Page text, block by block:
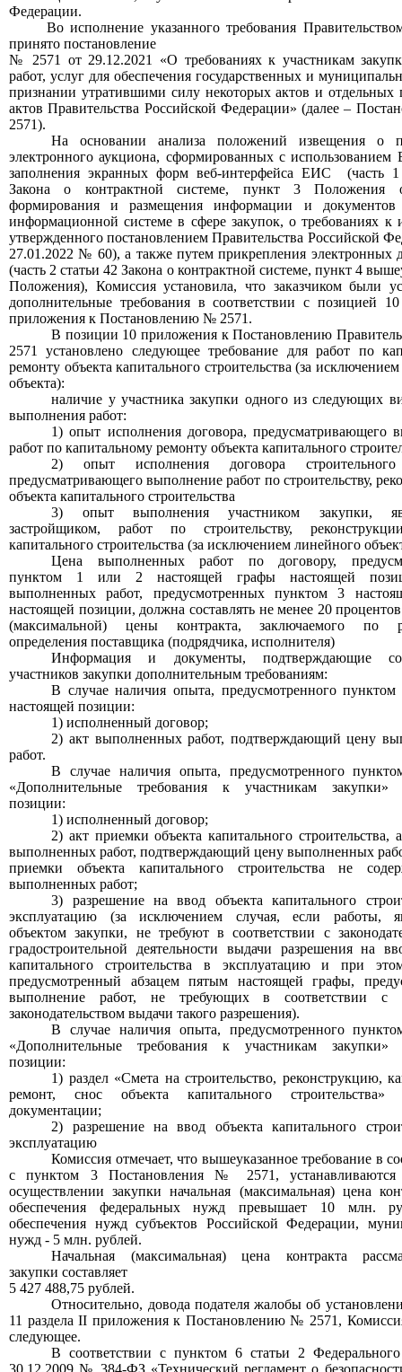
Федерации.
Во исполнение указанного требования
принято постановление
№ 2571 от 29.12.2021 «О требованиях к участникам
работ, услуг для обеспечения государственных и
признании утратившими силу некоторых актов и отдельных
актов Правительства Российской Федерации» (далее –
2571).
На основании анализа положений извещения о
электронногоаукциона, сформированных с
заполнения экранных форм веб-интерфейса ЕИС
(часть
Закона о контрактной системе, пункт 3 Положения
формирования иразмещения информации и
информационной системе в сфере закупок, о требованиях к
утвержденного постановлением Правительства Российской
27.01.2022 № 60), а также путем прикрепления электронных
(часть 2 статьи 42 Закона о контрактной системе, пункт 4
Положения), Комиссия установила, что заказчиком были
дополнительные требования в соответствии с позицией 10
приложения к Постановлению № 2571 .
В позиции 10 приложения к Постановлению
2571 установлено следующее требование для работ по
ремонту объекта капитального строительства (за
объекта):
наличие у участника закупки одного из следующих
выполнения работ:
1) опыт исполнения договора, предусматривающего
работ по капитальному ремонту объекта капитального
2) опыт исполнения договора строительного
предусматривающего выполнение работ по строительству,
объекта капитального строительства
3) опыт выполнения участником закупки,
застройщиком, работ по строительству,
капитального строительства (за исключением линейного
Цена выполненных работ по договору,
пунктом 1 или 2 настоящей графы настоящей
выполненных работ, предусмотренных пунктом 3
настоящей позиции, должна составлять не менее 20
(максимальной) цены контракта, заключаемого по
определения поставщика (подрядчика, исполнителя)
Информация и документы, подтверждающие
участников закупки дополнительным требованиям:
В случае наличия опыта, предусмотренного
настоящей позиции:
1) исполненный договор;
2) акт выполненных работ, подтверждающий цену
работ.
В случае наличия опыта, предусмотренного
«Дополнительные требования к участникам закупки»
позиции:
1) исполненный договор;
2) акт приемки объекта капитального строительства,
выполненных работ, подтверждающий цену выполненных
приемки объекта капитального строительства не
выполненных работ;
3) разрешение на ввод объекта капитального
эксплуатацию (за исключением случая, если работы,
объектом закупки, не требуют в соответствии с
градостроительной деятельности выдачи разрешения на
капитального строительства в эксплуатацию и при
предусмотренный абзацем пятым настоящей графы,
выполнение работ, не требующих в соответствии с
законодательством выдачи такого разрешения).
В случае наличия опыта, предусмотренного
«Дополнительные требования к участникам закупки»
позиции:
1) раздел «Смета на строительство, реконструкцию,
ремонт, снос объекта капитального строительства»
документации;
2) разрешение на ввод объекта капитального
эксплуатацию
Комиссия отмечает, что вышеуказанное требование в
с пунктом 3 Постановления № 2571, у
осуществлении закупки начальная (максимальная) цена
обеспечения федеральных нужд превышает 10 млн.
обеспечения нужд субъектов Российской Федерации,
нужд - 5 млн. рублей.
Начальная (максимальная) цена контракта
закупки составляет
5 427 488,75 рублей.
Относительно, довода подателя жалобы об
11 раздела II приложения к Постановлению № 2571,
следующее.
В соответствии с пунктом 6 статьи 2
30.12.2009 № 384-ФЗ «Технический регламент о